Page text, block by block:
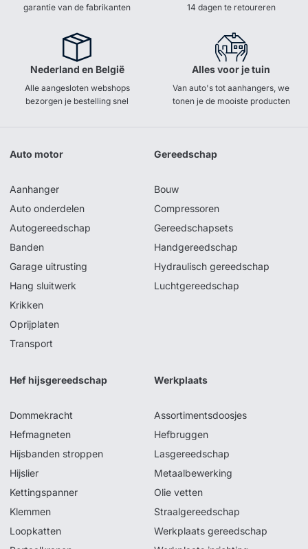
garantie van de fabrikanten
14 dagen te retoureren
Nederland en België
Alle aangesloten webshops
bezorgen je bestelling snel
Alles voor je tuin
Van auto's tot aanhangers, we
tonen je de mooiste producten
Auto motor
Aanhanger
Auto onderdelen
Autogereedschap
Banden
Garage uitrusting
Hang sluitwerk
Krikken
Oprijplaten
Transport
Gereedschap
Bouw
Compressoren
Gereedschapsets
Handgereedschap
Hydraulisch gereedschap
Luchtgereedschap
Hef hijsgereedschap
Dommekracht
Hefmagneten
Hijsbanden stroppen
Hijslier
Kettingspanner
Klemmen
Loopkatten
Werkplaats
Assortimentsdoosjes
Hefbruggen
Lasgereedschap
Metaalbewerking
Olie vetten
Straalgereedschap
Werkplaats gereedschap